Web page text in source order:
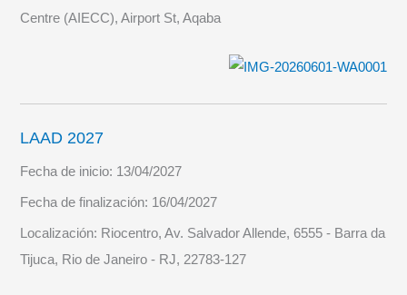
Centre (AIECC), Airport St, Aqaba
LAAD 2027
Fecha de inicio: 13/04/2027
Fecha de finalización: 16/04/2027
Localización: Riocentro, Av. Salvador Allende, 6555 - Barra da
Tijuca, Rio de Janeiro - RJ, 22783-127